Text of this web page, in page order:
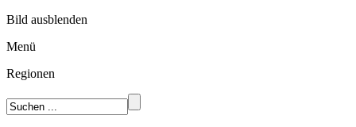
Bild ausblenden
Menü
Regionen